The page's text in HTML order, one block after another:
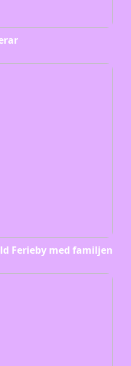
Ferieby med familjen